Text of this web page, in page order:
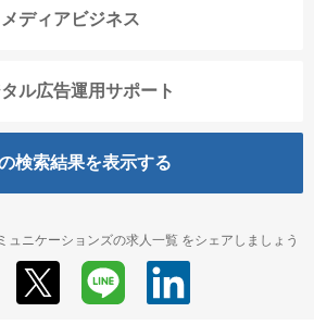
メディアビジネス
ル広告運用サポート
検索結果を表示する
ュニケーションズの求人一覧 をシェアしましょう